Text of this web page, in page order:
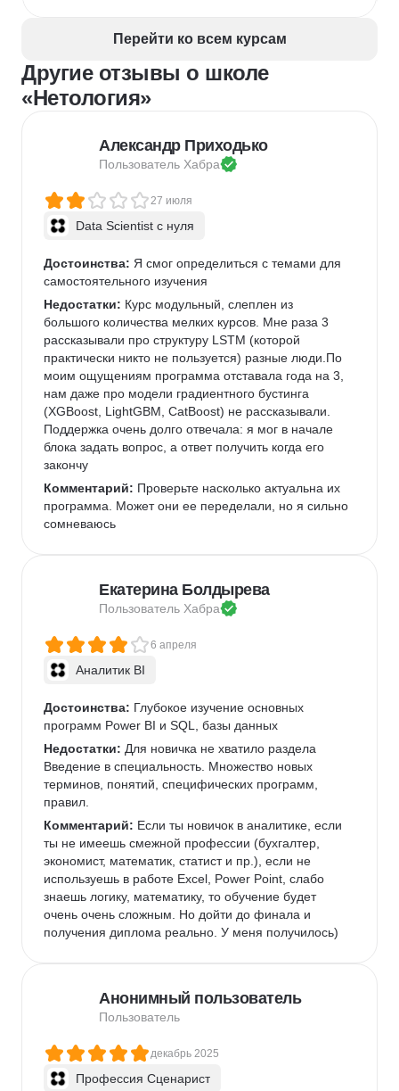
Перейти ко всем курсам
Другие отзывы о школе
«Нетология»
Александр Приходько
Пользователь Хабра
27 июля
Data Scientist с нуля
Достоинства: Я смог определиться с темами для
самостоятельного изучения
Недостатки: Курс модульный, слеплен из
большого количества мелких курсов. Мне раза 3
рассказывали про структуру LSTM (которой
практически никто не пользуется) разные люди.По
моим ощущениям программа отставала года на 3,
нам даже про модели градиентного бустинга
(XGBoost, LightGBM, CatBoost) не рассказывали.
Поддержка очень долго отвечала: я мог в начале
блока задать вопрос, а ответ получить когда его
закончу
Комментарий: Проверьте насколько актуальна их
программа. Может они ее переделали, но я сильно
сомневаюсь
Екатерина Болдырева
Пользователь Хабра
6 апреля
Аналитик BI
Достоинства: Глубокое изучение основных
программ Power BI и SQL, базы данных
Недостатки: Для новичка не хватило раздела
Введение в специальность. Множество новых
терминов, понятий, специфических программ,
правил.
Комментарий: Если ты новичок в аналитике, если
ты не имеешь смежной профессии (бухгалтер,
экономист, математик, статист и пр.), если не
используешь в работе Excel, Power Point, слабо
знаешь логику, математику, то обучение будет
очень очень сложным. Но дойти до финала и
получения диплома реально. У меня получилось)
Анонимный пользователь
Пользователь
декабрь 2025
Профессия Сценарист